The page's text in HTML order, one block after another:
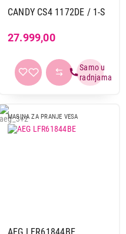
CANDY CS4 1172DE / 1-S
27.999,00
MASINA ZA PRANJE VESA